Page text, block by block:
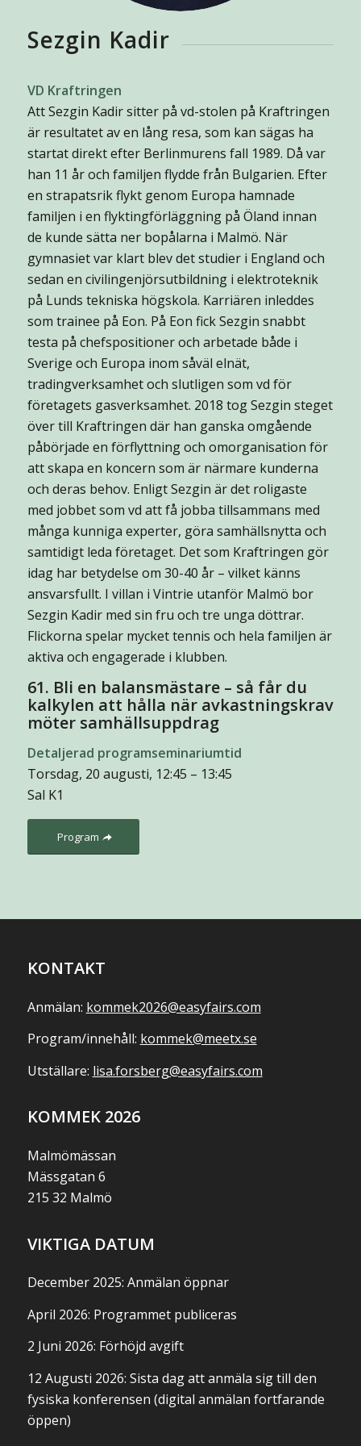
Sezgin Kadir
VD Kraftringen
Att Sezgin Kadir sitter på vd-stolen på Kraftringen
är resultatet av en lång resa, som kan sägas ha
startat direkt efter Berlinmurens fall 1989. Då var
han 11 år och familjen flydde från Bulgarien. Efter
en strapatsrik flykt genom Europa hamnade
familjen i en flyktingförläggning på Öland innan
de kunde sätta ner bopålarna i Malmö. När
gymnasiet var klart blev det studier i England och
sedan en civilingenjörsutbildning i elektroteknik
på Lunds tekniska högskola. Karriären inleddes
som trainee på Eon. På Eon fick Sezgin snabbt
testa på chefspositioner och arbetade både i
Sverige och Europa inom såväl elnät,
tradingverksamhet och slutligen som vd för
företagets gasverksamhet. 2018 tog Sezgin steget
över till Kraftringen där han ganska omgående
påbörjade en förflyttning och omorganisation för
att skapa en koncern som är närmare kunderna
och deras behov. Enligt Sezgin är det roligaste
med jobbet som vd att få jobba tillsammans med
många kunniga experter, göra samhällsnytta och
samtidigt leda företaget. Det som Kraftringen gör
idag har betydelse om 30-40 år – vilket känns
ansvarsfullt. I villan i Vintrie utanför Malmö bor
Sezgin Kadir med sin fru och tre unga döttrar.
Flickorna spelar mycket tennis och hela familjen är
aktiva och engagerade i klubben.
61. Bli en balansmästare – så får du
kalkylen att hålla när avkastningskrav
möter samhällsuppdrag
Detaljerad programseminariumtid
Torsdag, 20 augusti, 12:45 – 13:45
Sal K1
Program
KONTAKT
Anmälan: kommek2026@easyfairs.com
Program/innehåll: kommek@meetx.se
Utställare: lisa.forsberg@easyfairs.com
KOMMEK 2026
Malmömässan
Mässgatan 6
215 32 Malmö
VIKTIGA DATUM
December 2025: Anmälan öppnar
April 2026: Programmet publiceras
2 Juni 2026: Förhöjd avgift
12 Augusti 2026: Sista dag att anmäla sig till den
fysiska konferensen (digital anmälan fortfarande
öppen)